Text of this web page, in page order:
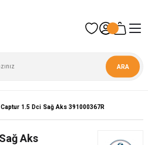
ARA
Captur 1.5 Dci Sağ Aks 391000367R
Aks